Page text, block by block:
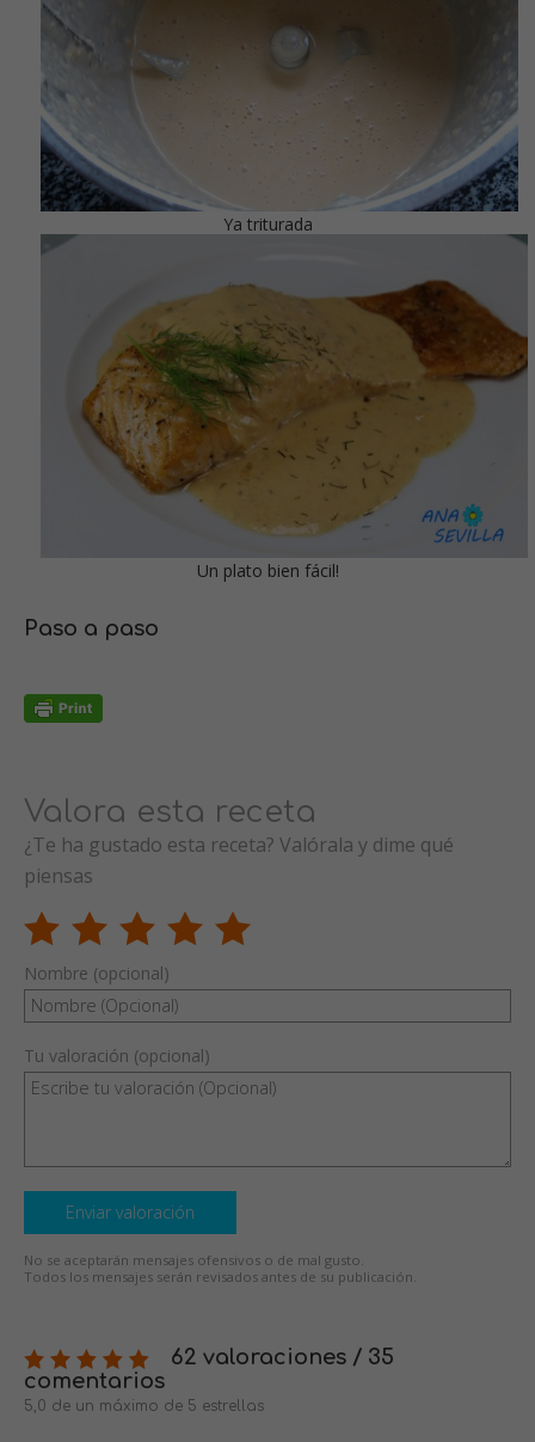
Ya triturada
Un plato bien fácil!
Paso a paso
Valora esta receta
¿Te ha gustado esta receta? Valórala y dime qué
piensas
Nombre (opcional)
Tu valoración (opcional)
Enviar valoración
No se aceptarán mensajes ofensivos o de mal gusto.
Todos los mensajes serán revisados antes de su publicación.
62 valoraciones / 35
comentarios
5,0 de un máximo de 5 estrellas